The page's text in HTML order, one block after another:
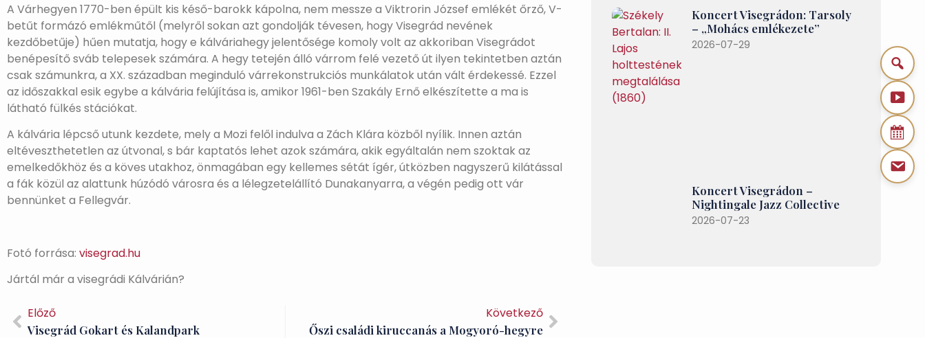
A Várhegyen 1770-ben épült kis késő-barokk kápolna, nem messze a Viktrorin József emlékét őrző, V-
betűt formázó emlékműtől (melyről sokan azt gondolják tévesen, hogy Visegrád nevének
kezdőbetűje) hűen mutatja, hogy e kálváriahegy jelentősége komoly volt az akkoriban Visegrádot
benépesítő sváb telepesek számára. A hegy tetején álló várrom felé vezető út ilyen tekintetben aztán
csak számunkra, a XX. században meginduló várrekonstrukciós munkálatok után vált érdekessé. Ezzel
az időszakkal esik egybe a kálvária felújítása is, amikor 1961-ben Szakály Ernő elkészítette a ma is
látható fülkés stációkat.
A kálvária lépcső utunk kezdete, mely a Mozi felől indulva a Zách Klára közből nyílik. Innen aztán
eltéveszthetetlen az útvonal, s bár kaptatós lehet azok számára, akik egyáltalán nem szoktak az
emelkedőkhöz és a köves utakhoz, önmagában egy kellemes sétát ígér, útközben nagyszerű kilátással
a fák közül az alattunk húzódó városra és a lélegzetelállító Dunakanyarra, a végén pedig ott vár
bennünket a Fellegvár.
Fotó forrása: visegrad.hu
Jártál már a visegrádi Kálvárián?
Előző
Visegrád Gokart és Kalandpark
Következő
Őszi családi kiruccanás a Mogyoró-hegyre
Koncert Visegrádon: Tarsoly
– „Mohács emlékezete”
2026-07-29
Koncert Visegrádon –
Nightingale Jazz Collective
2026-07-23